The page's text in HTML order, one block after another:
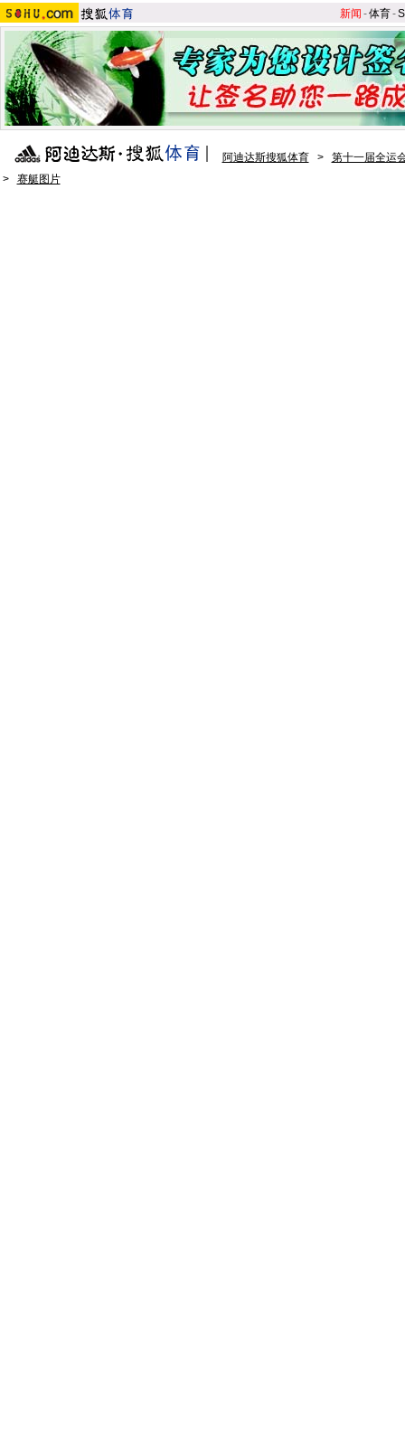
新闻 -体育-S
阿迪达斯搜狐体育 >
第十一届全运
>
赛艇图片